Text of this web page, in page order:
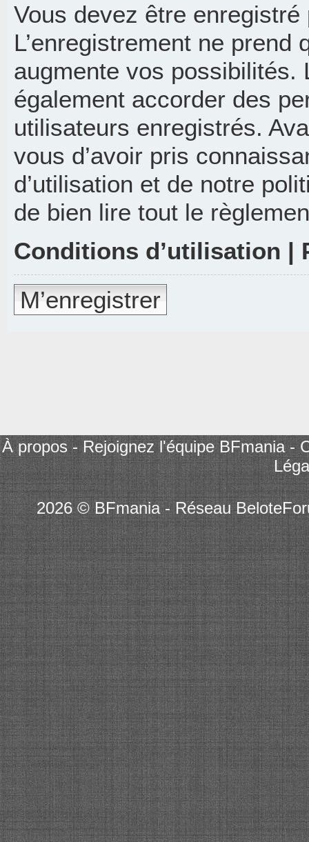
Vous devez être
L’enregistrement ne prend
augmente vos possibilités.
également accorder des
utilisateurs enregistrés.
vous d’avoir pris
d’utilisation et de notre
de bien lire tout le
Conditions d’utilisation |
M’enregistrer
À propos-Rejoignez l'équipe BFmania-
2026 © BFmania - Réseau